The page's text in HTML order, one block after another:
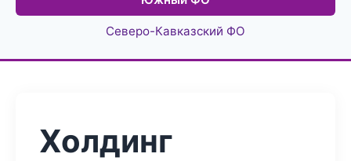
Северо-Кавказский ФО
Холдинг